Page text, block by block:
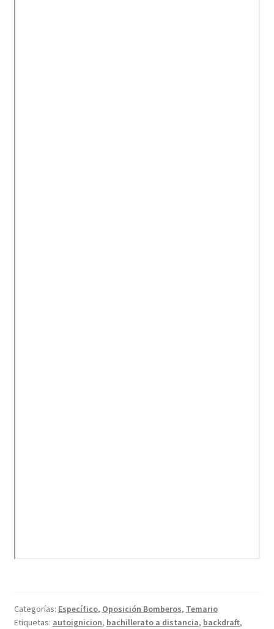
Categorías: Específico, Oposición Bomberos, Temario
Etiquetas: autoignicion, bachillerato a distancia, backdraft,